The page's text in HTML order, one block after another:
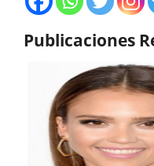
Publicaciones